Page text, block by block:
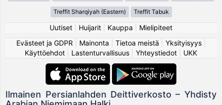
Treffit Sharqiyah (Eastern) Treffit Tabuk
Uutiset Huijarit Kauppa
Mielipiteet
Evästeet ja GDPR
Mainonta Tietoa meistä Yksityisyys|
Käyttöehdot
Lastenturvallisuus Yhteystiedot UKK
Ilmainen Persianlahden Deittiverkosto – Yhdisty